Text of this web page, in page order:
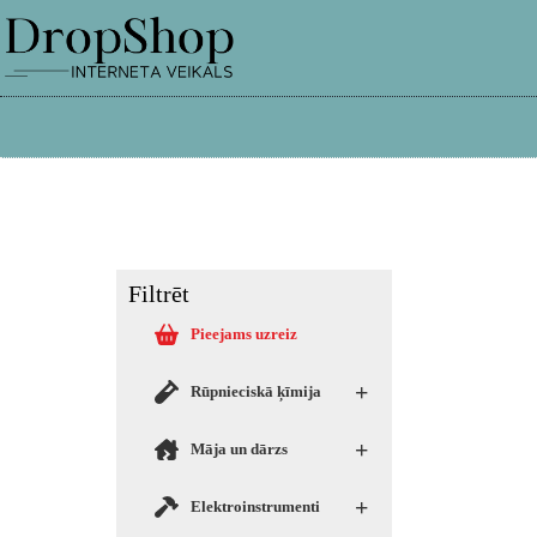
Filtrēt
Pieejams uzreiz
+
Rūpnieciskā ķīmija
+
Māja un dārzs
+
Elektroinstrumenti